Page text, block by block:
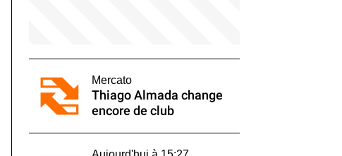
Mercato
Thiago Almada change
encore de club